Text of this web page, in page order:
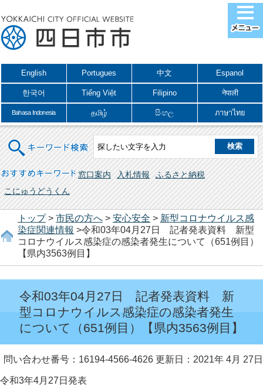
English Portugues 中文 Espanol
한국어 Tiếng Việt Filipino नेपाली
Bahasa Indonesia தமிழ் සිංහල ภาษาไทย
キーワード検索
おすすめキーワード 窓口案内 入札情報
ふるさと納税
こにゅうどうくん
トップ> 市民の方へ > 安心安全 > 新型コロナウイルス感
染症関連情報 >令和03年04月27日 記者発表資料 新型
コロナウイルス感染症の感染者発生について（651例目）
【県内3563例目】
令和03年04月27日 記者発表資料 新
型コロナウイルス感染症の感染者発生
について（651例目）【県内3563例目】
問い合わせ番号：16194-4566-4626 更新日：2021年 4月 27日
令和3年4月27日発表